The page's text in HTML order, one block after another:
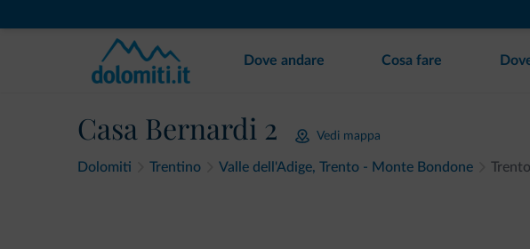
Dove andare Cosa fare
Casa Bernardi 2 Vedi mappa
Dolomiti Trentino Valle dell'Adige, Trento - Monte Bondone Trento